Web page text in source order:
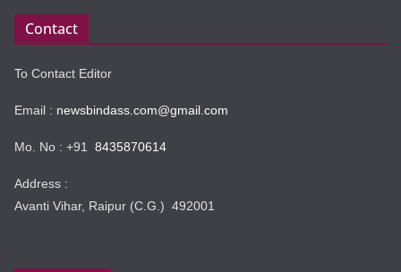
Contact
To Contact Editor
Email : newsbindass.com@gmail.com
Mo. No : +91 8435870614
Address :
Avanti Vihar, Raipur (C.G.) 492001